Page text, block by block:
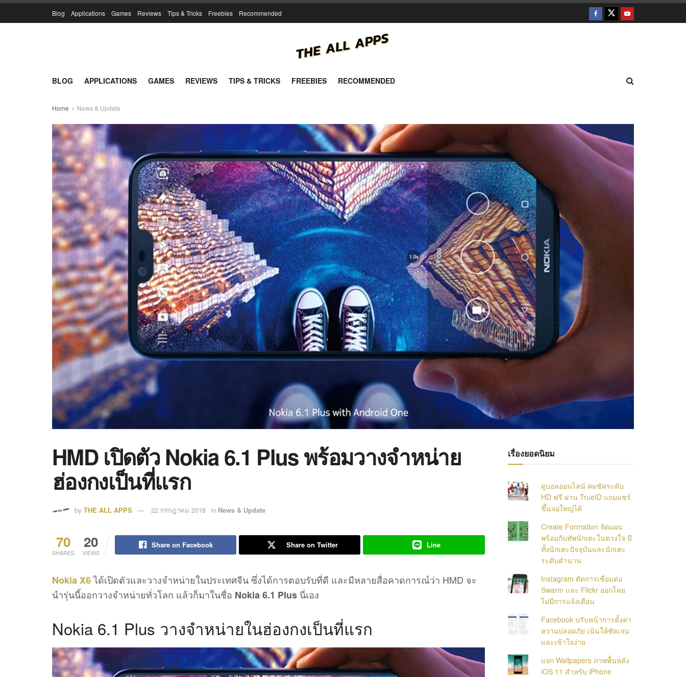
Blog Applications Games Reviews Tips & Tricks Freebies Recommended
BLOG APPLICATIONS GAMES REVIEWS TIPS & TRICKS FREEBIES RECOMMENDED
Home News & Update
HMD เปิดตัว Nokia 6.1 Plus พร้อมวางจำหน่าย
ฮ่องกงเป็นที่แรก
by THE ALL APPS 22 กรกฎาคม 2018 in News & Update
70
SHARES
20
VIEWS
Share on Facebook Share on Twitter Line
Nokia X6ได้เปิดตัวและวางจำหน่ายในประเทศจีน ซึ่งได้การตอบรับที่ดี และมีหลายสื่อคาดการณ์ว่า HMD จะ
นำรุ่นนี้ออกวางจำหน่ายทั่วโลก แล้วก็มาในชื่อ Nokia 6.1 Plus นี่เอง
Nokia 6.1 Plus วางจำหน่ายในฮ่องกงเป็นที่แรก
เรื่องยอดนิยม
ดูบอลออนไลน์ คมชัดระดับ
HD ฟรี ผ่าน TrueID แถมแชร์
ขึ้นจอใหญ่ได้
Create Formation จัดแผน
พร้อมกับทัพนักเตะในดวงใจ มี
ทั้งนักเตะปัจจุบันและนักเตะ
ระดับตำนาน
Instagram ตัดการเชื่อมต่อ
Swarm และ Flickr ออกโดย
ไม่มีการแจ้งเตือน
Facebook ปรับหน้าการตั้งค่า
ความปลอดภัย เน้นให้ชัดเจน
และเข้าใจง่าย
แจก Wallpapers ภาพพื้นหลัง
iOS 11 สำหรับ iPhone